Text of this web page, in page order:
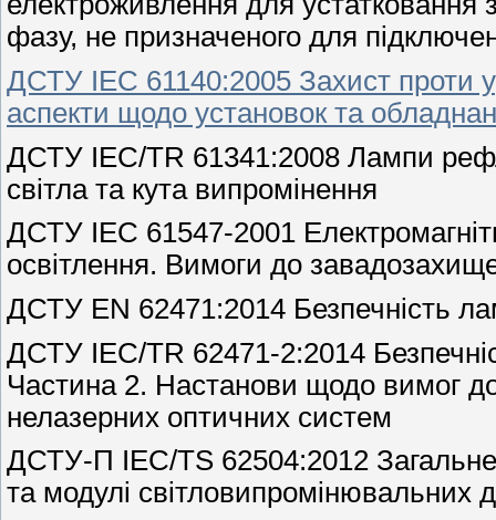
фазу, не призначеного для
ДСТУ ІЕС 61140:2005 Захист проти
аспекти щодо установок та
ДСТУ IEC/TR 61341:2008 Лампи
світла та кута випромінення
ДСТУ ІЕС 61547-2001
освітлення. Вимоги до
ДСТУ EN 62471:2014 Безпечність
ДСТУ IEC/TR 62471-2:2014
Частина 2. Настанови щодо вимог до
нелазерних оптичних систем
ДСТУ-П IEC/TS 62504:2012 Загальне
та модулі світловипромінювальних